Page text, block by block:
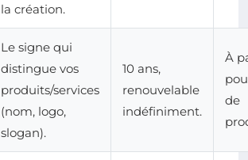
la création.
Le signe qui
distingue vos
produits/services
(nom, logo,
slogan).
10 ans,
renouvelable
indéfiniment.
À
de